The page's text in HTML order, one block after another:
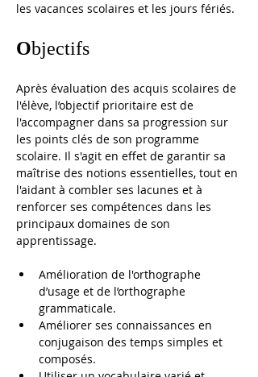
les vacances scolaires et les jours fériés.
Objectifs
Après évaluation des acquis scolaires de
l'élève, l’objectif prioritaire est de
l'accompagner dans sa progression sur
les points clés de son programme
scolaire. Il s'agit en effet de garantir sa
maîtrise des notions essentielles, tout en
l'aidant à combler ses lacunes et à
renforcer ses compétences dans les
principaux domaines de son
apprentissage.
Amélioration de l'orthographe
d’usage et de l’orthographe
grammaticale.
Améliorer ses connaissances en
conjugaison des temps simples et
composés.